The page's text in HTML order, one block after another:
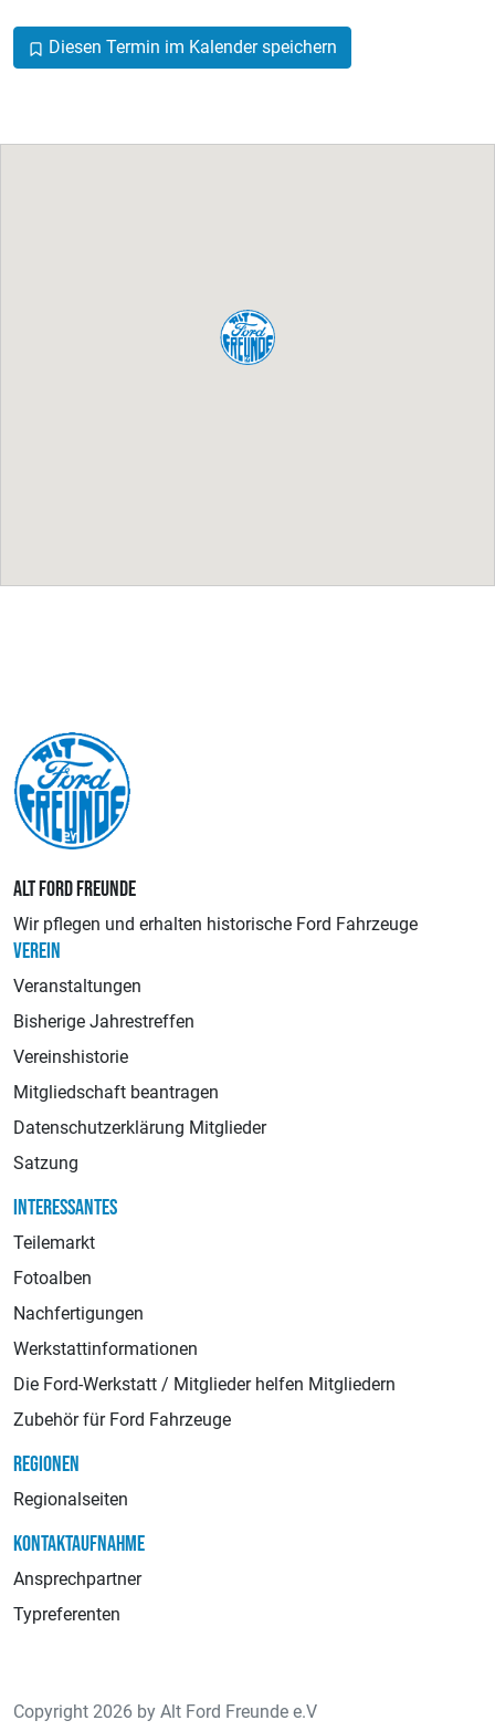
Diesen Termin im Kalender speichern
ALT FORD FREUNDE
Wir pflegen und erhalten historische Ford Fahrzeuge
VEREIN
Veranstaltungen
Bisherige Jahrestreffen
Vereinshistorie
Mitgliedschaft beantragen
Datenschutzerklärung Mitglieder
Satzung
INTERESSANTES
Teilemarkt
Fotoalben
Nachfertigungen
Werkstattinformationen
Die Ford-Werkstatt / Mitglieder helfen Mitgliedern
Zubehör für Ford Fahrzeuge
REGIONEN
Regionalseiten
KONTAKTAUFNAHME
Ansprechpartner
Typreferenten
Copyright 2026 by Alt Ford Freunde e.V